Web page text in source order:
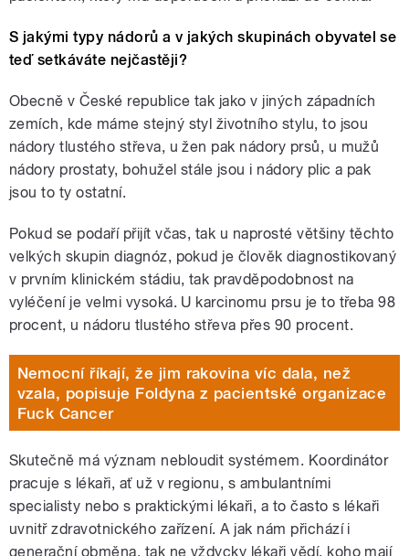
S jakými typy nádorů a v jakých skupinách obyvatel se
teď setkáváte nejčastěji?
Obecně v České republice tak jako v jiných západních
zemích, kde máme stejný styl životního stylu, to jsou
nádory tlustého střeva, u žen pak nádory prsů, u mužů
nádory prostaty, bohužel stále jsou i nádory plic a pak
jsou to ty ostatní.
Pokud se podaří přijít včas, tak u naprosté většiny těchto
velkých skupin diagnóz, pokud je člověk diagnostikovaný
v prvním klinickém stádiu, tak pravděpodobnost na
vyléčení je velmi vysoká. U karcinomu prsu je to třeba 98
procent, u nádoru tlustého střeva přes 90 procent.
Nemocní říkají, že jim rakovina víc dala, než
vzala, popisuje Foldyna z pacientské organizace
Fuck Cancer
Skutečně má význam nebloudit systémem. Koordinátor
pracuje s lékaři, ať už v regionu, s ambulantními
specialisty nebo s praktickými lékaři, a to často s lékaři
uvnitř zdravotnického zařízení. A jak nám přichází i
generační obměna, tak ne vždycky lékaři vědí, koho mají